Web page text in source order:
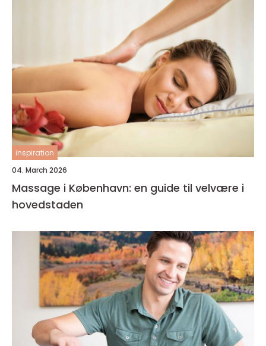
inspiration
04. March 2026
Massage i København: en guide til velvære i
hovedstaden